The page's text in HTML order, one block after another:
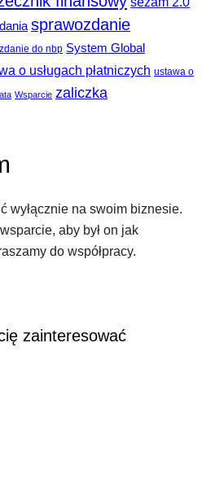
sprawozdanie
do nbp System Global
o usługach płatniczych ustawa o
Wsparcie zaliczka
wyłącznie na swoim biznesie.
aby był on jak
do współpracy.
zainteresować